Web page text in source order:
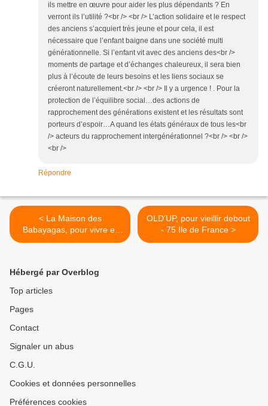
ils mettre en œuvre pour aider les plus dépendants ? En
verront ils l’utilité ?<br /> <br /> L’action solidaire et le respect
des anciens s’acquiert très jeune et pour cela, il est
nécessaire que l’enfant baigne dans une société multi
générationnelle. Si l’enfant vit avec des anciens des<br />
moments de partage et d’échanges chaleureux, il sera bien
plus à l’écoute de leurs besoins et les liens sociaux se
créeront naturellement.<br /> <br /> Il y a urgence ! . Pour la
protection de l’équilibre social…des actions de
rapprochement des générations existent et les résultats sont
porteurs d’espoir…A quand les états généraux de tous les<br
/> acteurs du rapprochement intergénérationnel ?<br /> <br />
<br />
Répondre
< La Maison des
Babayagas, pour vivre et
vieillir en solidarité et
OLD’UP, pour vieillir debout
- 75 Ile de France >
Hébergé par Overblog
Top articles
Pages
Contact
Signaler un abus
C.G.U.
Cookies et données personnelles
Préférences cookies